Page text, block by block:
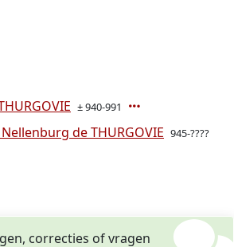
± 940-991
de THURGOVIE 945-????
correcties of vragen